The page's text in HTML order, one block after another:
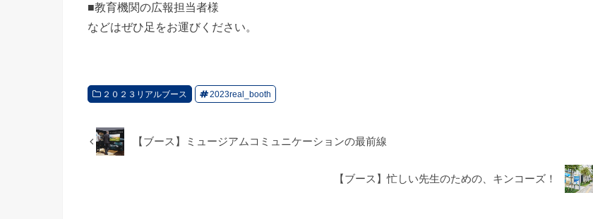
■教育機関の広報担当者様
などはぜひ足をお運びください。
２０２３リアルブース 2023real_booth
【ブース】ミュージアムコミュニケーションの最前線
【ブース】忙しい先生のための、キンコーズ！